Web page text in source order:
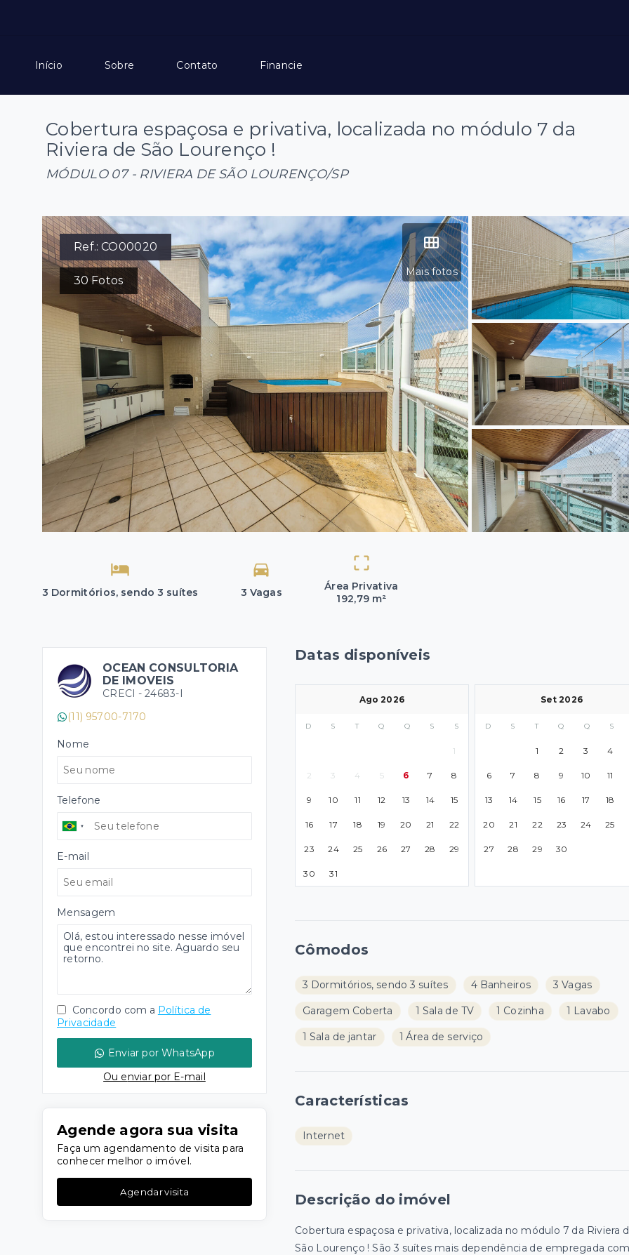
Início Sobre Contato Financie
Cobertura espaçosa e privativa, localizada no módulo 7 da
Riviera de São Lourenço !
MÓDULO 07 - RIVIERA DE SÃO LOURENÇO/SP
Mais fotos
Ref.:CO00020
30Fotos
3 Dormitórios, sendo 3 suítes 3 Vagas
Área Privativa
192,79 m²
OCEAN CONSULTORIA
DE IMOVEIS
CRECI - 24683-I
(11) 95700-7170
Nome
Telefone
E-mail
Mensagem
Concordo com a Política de
Privacidade
Enviar por WhatsApp
Ou enviar por E-mail
Agende agora sua visita
Faça um agendamento de visita para
conhecer melhor o imóvel.
Agendar visita
Datas disponíveis
Ago 2026
D S T Q Q S S
1
2 3 4 5 6 7 8
9 10 11 12 13 14 15
16 17 18 19 20 21 22
23 24 25 26 27 28 29
30 31
Set 2026
D S T Q Q S
1 2 3 4
6 7 8 9 10 11
13 14 15 16 17 18
20 21 22 23 24 25
27 28 29 30
Cômodos
3 Dormitórios, sendo 3 suítes 4 Banheiros 3 Vagas
Garagem Coberta 1 Sala de TV 1 Cozinha 1 Lavabo
1 Sala de jantar 1 Área de serviço
Características
Internet
Descrição do imóvel
Cobertura espaçosa e privativa, localizada no módulo 7 da Riviera
São Lourenço ! São 3 suítes mais dependência de empregada